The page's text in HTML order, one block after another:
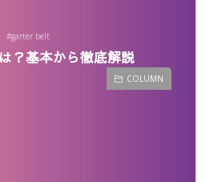
#garter belt
？基本から徹底解説
COLUMN